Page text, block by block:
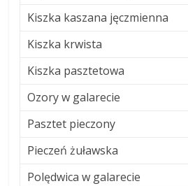
Kiszka kaszana jęczmienna
Kiszka krwista
Kiszka pasztetowa
Ozory w galarecie
Pasztet pieczony
Pieczeń żuławska
Polędwica w galarecie